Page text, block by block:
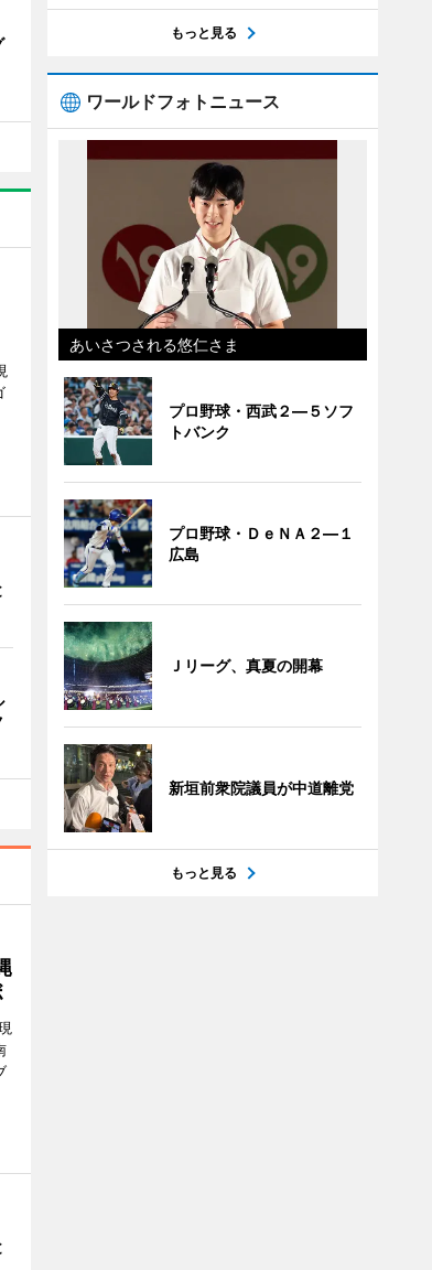
もっと見る
ワールドフォトニュース
あいさつされる悠仁さま
プロ野球・西武２―５ソフ
トバンク
プロ野球・ＤｅＮＡ２―１
広島
Ｊリーグ、真夏の開幕
新垣前衆院議員が中道離党
もっと見る